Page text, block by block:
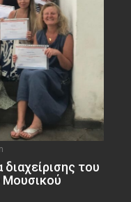
του
Μουσικού